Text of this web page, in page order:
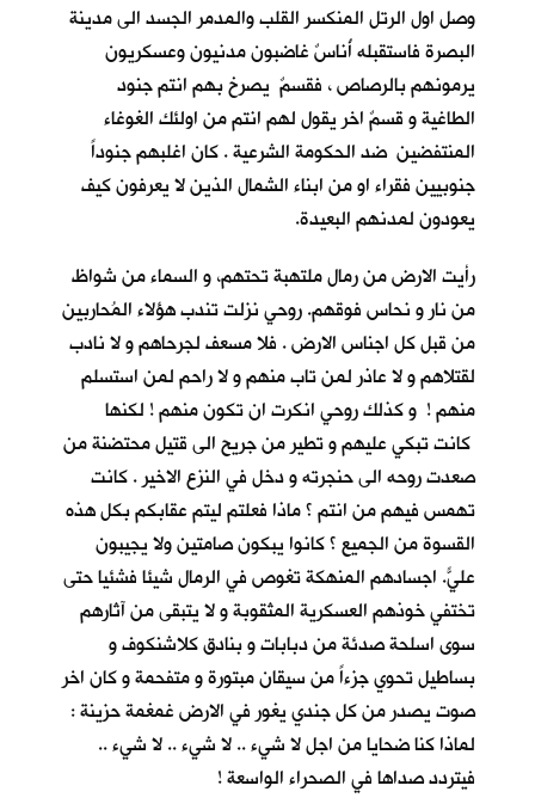
وصل اول الرتل المنكسر القلب والمدمر الجسد الى مدينة
البصرة فاستقبله أُناسٌ غاضبون مدنيون وعسكريون
يرمونهم بالرصاص ، فقسمٌ يصرخ بهم انتم جنود
الطاغية و قسمٌ اخر يقول لهم انتم من اولئك الغوغاء
المنتفضين ضد الحكومة الشرعية . كان اغلبهم جنوداً
جنوبيين فقراء او من ابناء الشمال الذين لا يعرفون كيف
يعودون لمدنهم البعيدة.
رأيت الارض من رمال ملتهبة تحتهم، و السماء من شواظ
من نار و نحاس فوقهم. روحي نزلت تندب هؤلاء المُحاربين
من قبل كل اجناس الارض . فلا مسعف لجرحاهم و لا نادب
لقتلاهم و لا عاذر لمن تاب منهم و لا راحم لمن استسلم
منهم ! و كذلك روحي انكرت ان تكون منهم ! لكنها
كانت تبكي عليهم و تطير من جريح الى قتيل محتضنة من
صعدت روحه الى حنجرته و دخل في النزع الاخير . كانت
تهمس فيهم من انتم ؟ ماذا فعلتم ليتم عقابكم بكل هذه
القسوة من الجميع ؟ كانوا يبكون صامتين ولا يجيبون
عليّ. اجسادهم المنهكة تغوص في الرمال شيئا فشئياً حتى
تختفي خوذهم العسكرية المثقوبة و لا يتبقى من آثارهم
سوى اسلحة صدئة من دبابات و بنادق كلاشنكوف و
بساطيل تحوي جزءاً من سيقان مبتورة و متفحمة و كان اخر
صوت يصدر من كل جندي يغور في الارض غمغمة حزينة :
لماذا كنا ضحايا من اجل لا شيء .. لا شيء .. لا شيء ..
فيتردد صداها في الصحراء الواسعة !